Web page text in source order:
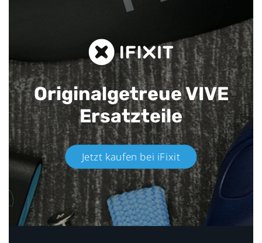
Originalgetreue VIVE
Ersatzteile
Jetzt kaufen bei iFixit​